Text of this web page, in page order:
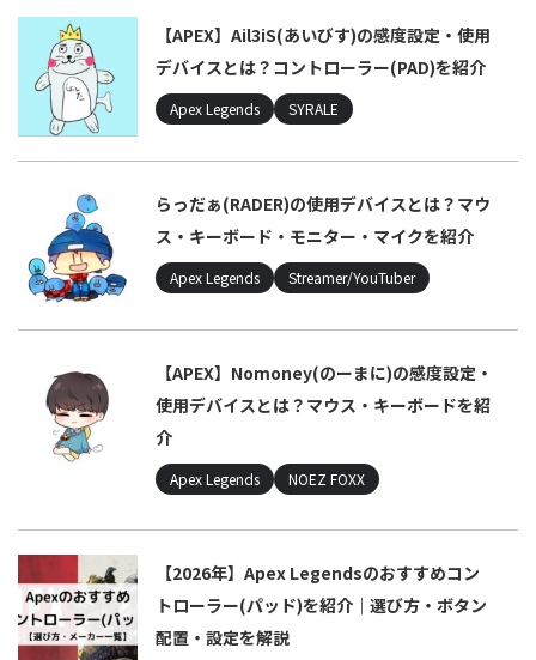
【APEX】Ail3iS(あいびす)の感度設定・使用
デバイスとは？コントローラー(PAD)を紹介
Apex Legends SYRALE
らっだぁ(RADER)の使用デバイスとは？マウ
ス・キーボード・モニター・マイクを紹介
Apex Legends Streamer/YouTuber
【APEX】Nomoney(のーまに)の感度設定・
使用デバイスとは？マウス・キーボードを紹
介
Apex Legends NOEZ FOXX
【2026年】Apex Legendsのおすすめコン
トローラー(パッド)を紹介｜選び方・ボタン
配置・設定を解説